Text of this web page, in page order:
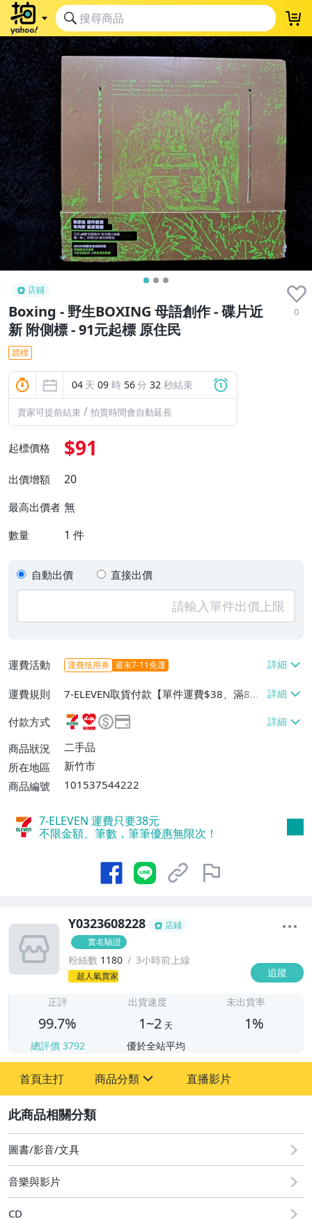
店鋪
Boxing - 野生BOXING 母語創作 - 碟片近
新 附側標 - 91元起標 原住民
0
競標
04 天 09 時 56分 32 秒結束
賣家可提前結束 / 拍賣時間會自動延長
起標價格 $91
出價增額 20
最高出價者 無
數量 1 件
自動出價 直接出價
運費活動 運費抵用券 週末7-11免運
運費規則
7-ELEVEN取貨付款【單件運費$38、滿8件
或消費滿$3000免運費】、萊爾富取貨付款
【單件運費$60、消費滿$2000免運費】、
郵局掛號【單件運費$60、滿8件或消費滿
$3000免運費】
付款方式
商品狀況
二手品
所在地區
新竹市
商品編號
101537544222
7-ELEVEN 運費只要38元
不限金額、筆數，筆筆優惠無限次！
Y0323608228
店鋪
實名驗證
粉絲數 1180 3小時前上線
超人氣賣家 追蹤
正評
99.7%
總評價 3792
出貨速度
1~2 天
優於全站平均
未出貨率
1%
首頁主打 商品分類
其它
直播影片
圖書/影音/文具
音樂與影片
CD